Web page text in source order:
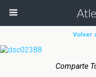
Volver
Comparte